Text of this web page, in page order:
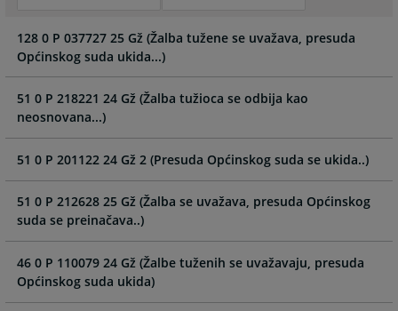
forward
to
interact
with
the
calendar
and
a
date.
question
mark
forward
to
interact
with
calendar
and
a
the
question
128 0 P 037727 25 Gž (Žalba tužene se uvažava, presuda
Općinskog suda ukida...)
51 0 P 218221 24 Gž (Žalba tužioca se odbija kao
neosnovana...)
51 0 P 201122 24 Gž 2 (Presuda Općinskog suda se ukida..)
51 0 P 212628 25 Gž (Žalba se uvažava, presuda Općinskog
suda se preinačava..)
46 0 P 110079 24 Gž (Žalbe tuženih se uvažavaju, presuda
Općinskog suda ukida)